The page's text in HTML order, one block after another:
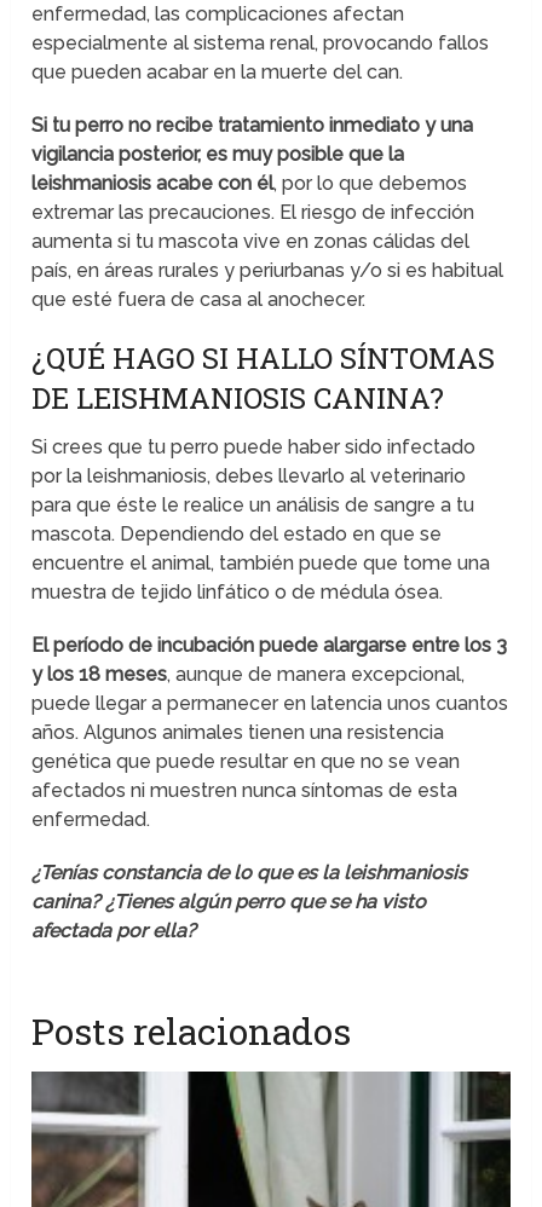
enfermedad, las complicaciones afectan
especialmente al sistema renal, provocando fallos
que pueden acabar en la muerte del can.
Si tu perro no recibe tratamiento inmediato y una
vigilancia posterior, es muy posible que la
leishmaniosis acabe con él, por lo que debemos
extremar las precauciones. El riesgo de infección
aumenta si tu mascota vive en zonas cálidas del
país, en áreas rurales y periurbanas y/o si es habitual
que esté fuera de casa al anochecer.
¿QUÉ HAGO SI HALLO SÍNTOMAS
DE LEISHMANIOSIS CANINA?
Si crees que tu perro puede haber sido infectado
por la leishmaniosis, debes llevarlo al veterinario
para que éste le realice un análisis de sangre a tu
mascota. Dependiendo del estado en que se
encuentre el animal, también puede que tome una
muestra de tejido linfático o de médula ósea.
El período de incubación puede alargarse entre los 3
y los 18 meses, aunque de manera excepcional,
puede llegar a permanecer en latencia unos cuantos
años. Algunos animales tienen una resistencia
genética que puede resultar en que no se vean
afectados ni muestren nunca síntomas de esta
enfermedad.
¿Tenías constancia de lo que es la leishmaniosis
canina? ¿Tienes algún perro que se ha visto
afectada por ella?
Posts relacionados